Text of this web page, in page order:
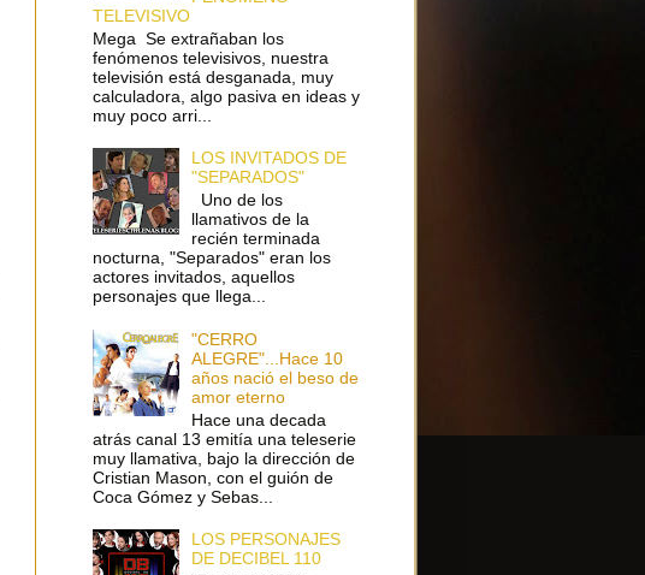
TELEVISIVO
Mega Se extrañaban los
fenómenos televisivos, nuestra
televisión está desganada, muy
calculadora, algo pasiva en ideas y
muy poco arri...
LOS INVITADOS DE
"SEPARADOS"
Uno de los
llamativos de la
recién terminada
nocturna, "Separados" eran los
actores invitados, aquellos
personajes que llega...
"CERRO
ALEGRE"...Hace 10
años nació el beso de
amor eterno
Hace una decada
atrás canal 13 emitía una teleserie
muy llamativa, bajo la dirección de
Cristian Mason, con el guión de
Coca Gómez y Sebas...
LOS PERSONAJES
DE DECIBEL 110